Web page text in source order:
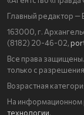
Главный редактор —
163000, г.
(8182) 20-46-02,
Все права
только с
Возрастная
На информационном
технологии.